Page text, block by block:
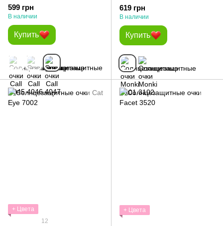
599 грн
В наличии
Купить
619 грн
В наличии
Купить
+ Цвета
12
+ Цвета